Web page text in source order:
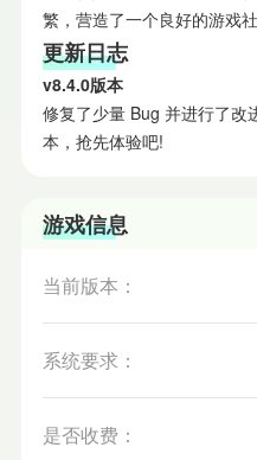
繁，营造了一个良好的游戏社
更新日志
v8.4.0版本
修复了少量 Bug 并进行了改
本，抢先体验吧!
游戏信息
当前版本：
系统要求：
是否收费：